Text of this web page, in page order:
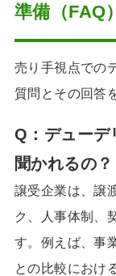
準備（FAQ）
売り手視点での
質問とその回答
Q：デューデ
聞かれるの？
譲受企業は、譲
ク、人事体制、
す。例えば、事
との比較におけ